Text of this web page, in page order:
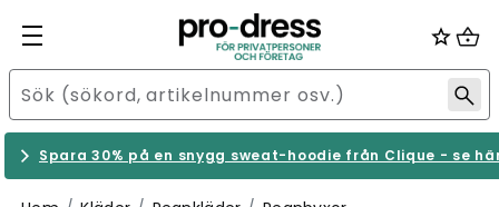
Spara 30% på en snygg sweat-hoodie från Clique - se